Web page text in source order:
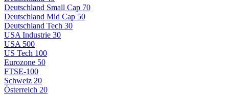
Deutschland Small Cap 70
Deutschland Mid Cap 50
Deutschland Tech 30
USA Industrie 30
USA 500
US Tech 100
Eurozone 50
FTSE-100
Schweiz 20
Österreich 20